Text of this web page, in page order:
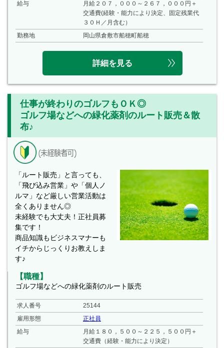
給与
月給２０７，０００～２６７，０００円＋
交通費(経験・能力により決定、固定残業代
３０Ｈ／月含む）
勤務地
岡山県倉敷市船穂町船穂
詳細を見る
仕事が終わりのゴルフもＯＫ◎
ゴルフ場などへの緑化薬剤のルート販売＆散
布♪
「ルート販売」と言っても、
「飛び込み営業」や「個人ノ
ルマ」など厳しい営業活動は
全くありません◎
未経験でも大丈夫！正社員募
集です！
商品知識もビジネスマナーも
イチからじっくりお教えしま
す♪
【職種】
ゴルフ場などへの緑化薬剤のルート販売
求人番号
25144
雇用形態
正社員
給与
月給１８０，５００～２２５，５００円＋
交通費（経験・能力により決定）